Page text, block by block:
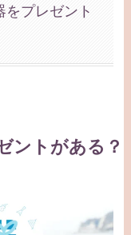
をプレゼント
ントがある？